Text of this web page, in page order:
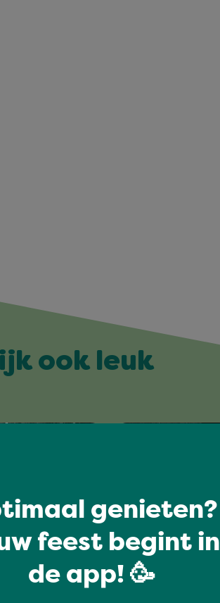
ook leuk
genieten?
feest begint in
de app! 🥳